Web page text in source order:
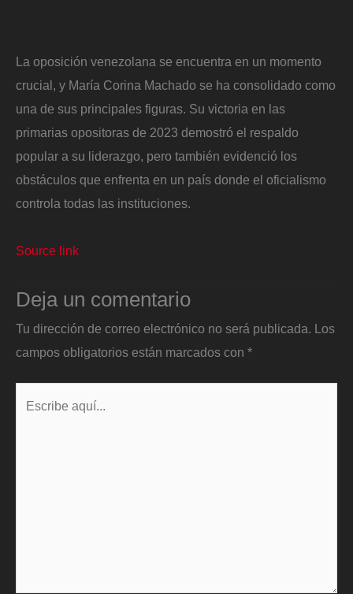
La oposición venezolana se encuentra en un momento
crucial, y María Corina Machado se ha consolidado como
una de sus principales figuras. Su victoria en las
primarias opositoras de 2023 demostró el respaldo
popular a su liderazgo, pero también evidenció los
obstáculos que enfrenta en un país donde el oficialismo
controla todas las instituciones.
Source link
Deja un comentario
Tu dirección de correo electrónico no será publicada. Los
campos obligatorios están marcados con *